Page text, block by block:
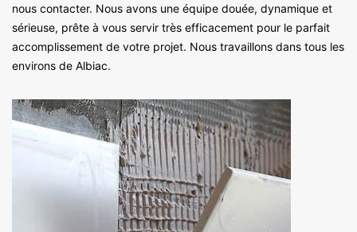
nous contacter. Nous avons une équipe douée, dynamique et
sérieuse, prête à vous servir très efficacement pour le parfait
accomplissement de votre projet. Nous travaillons dans tous les
environs de Albiac.